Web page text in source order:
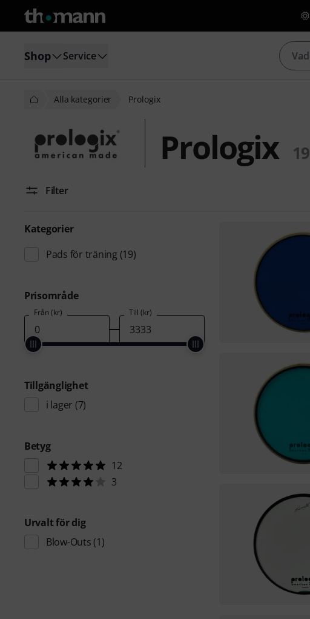
Shop Service
Alla kategorier Prologix
Prologix 19
Filter
Kategorier
Pads för träning (19)
Prisområde
Från (kr) Till (kr)
Tillgänglighet
i lager (7)
Betyg
12
3
Urvalt för dig
Blow-Outs (1)